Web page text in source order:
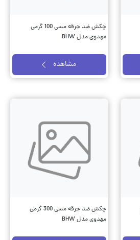
چکش ضد جرقه مسی 100 گرمی
مهدوی مدل BHW
مشاهده
چکش ضد جرقه مسی 300 گرمی
مهدوی مدل BHW